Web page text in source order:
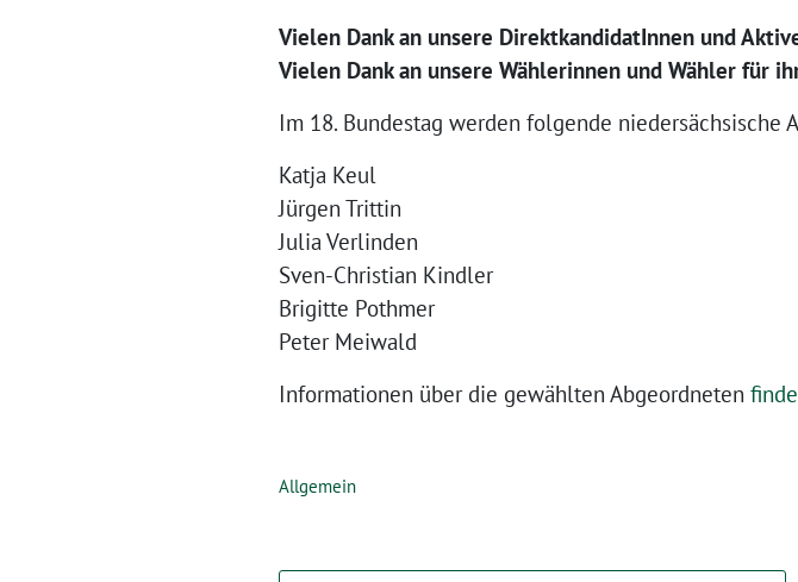
Vielen Dank an unsere DirektkandidatInnen und
Vielen Dank an unsere Wählerinnen und Wähler für
Im 18. Bundestag werden folgende niedersächsische
Katja Keul
Jürgen Trittin
Julia Verlinden
Sven-Christian Kindler
Brigitte Pothmer
Peter Meiwald
Informationen über die gewählten Abgeordneten
Allgemein